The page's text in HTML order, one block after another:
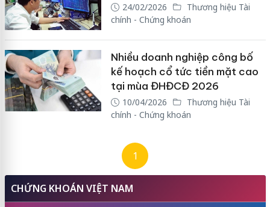
24/02/2026
Thương hiệu Tài
chính - Chứng khoán
Nhiều doanh nghiệp công bố
kế hoạch cổ tức tiền mặt cao
tại mùa ĐHĐCĐ 2026
10/04/2026
Thương hiệu Tài
chính - Chứng khoán
1
CHỨNG KHOÁN VIỆT NAM